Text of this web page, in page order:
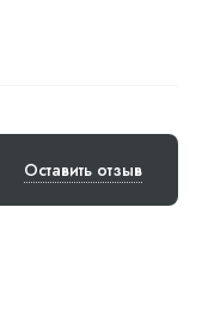
Оставить отзыв